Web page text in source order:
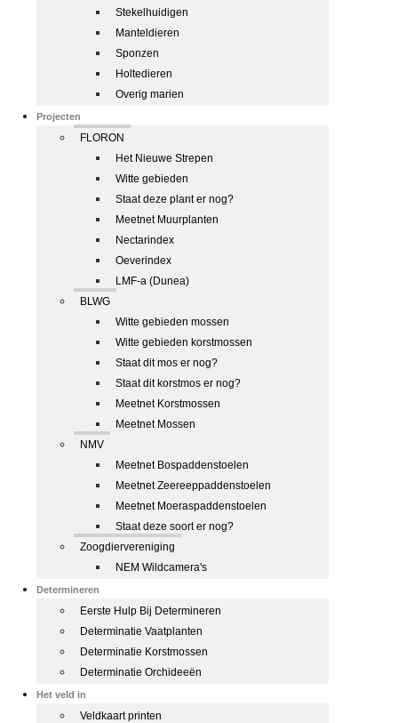
Stekelhuidigen
Manteldieren
Sponzen
Holtedieren
Overig marien
Projecten
FLORON
Het Nieuwe Strepen
Witte gebieden
Staat deze plant er nog?
Meetnet Muurplanten
Nectarindex
Oeverindex
LMF-a (Dunea)
BLWG
Witte gebieden mossen
Witte gebieden korstmossen
Staat dit mos er nog?
Staat dit korstmos er nog?
Meetnet Korstmossen
Meetnet Mossen
NMV
Meetnet Bospaddenstoelen
Meetnet Zeereeppaddenstoelen
Meetnet Moeraspaddenstoelen
Staat deze soort er nog?
Zoogdiervereniging
NEM Wildcamera's
Determineren
Eerste Hulp Bij Determineren
Determinatie Vaatplanten
Determinatie Korstmossen
Determinatie Orchideeën
Het veld in
Veldkaart printen